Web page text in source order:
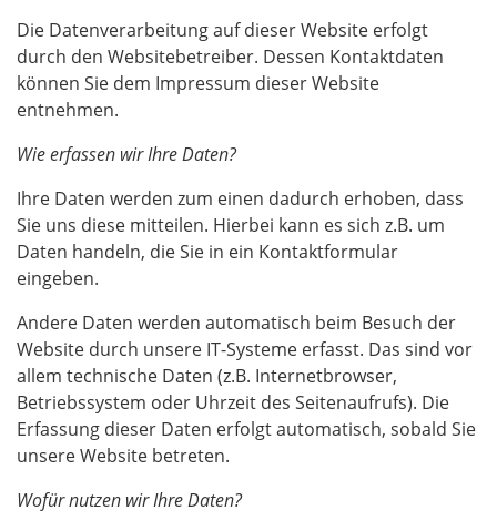
Die Datenverarbeitung auf dieser Website erfolgt
durch den Websitebetreiber. Dessen Kontaktdaten
können Sie dem Impressum dieser Website
entnehmen.
Wie erfassen wir Ihre Daten?
Ihre Daten werden zum einen dadurch erhoben, dass
Sie uns diese mitteilen. Hierbei kann es sich z.B. um
Daten handeln, die Sie in ein Kontaktformular
eingeben.
Andere Daten werden automatisch beim Besuch der
Website durch unsere IT-Systeme erfasst. Das sind vor
allem technische Daten (z.B. Internetbrowser,
Betriebssystem oder Uhrzeit des Seitenaufrufs). Die
Erfassung dieser Daten erfolgt automatisch, sobald Sie
unsere Website betreten.
Wofür nutzen wir Ihre Daten?